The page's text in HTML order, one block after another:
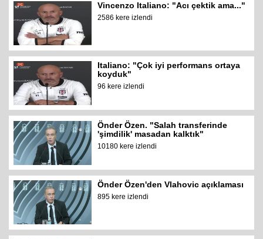
Vincenzo Italiano: "Acı çektik ama..."
2586 kere izlendi
Italiano: "Çok iyi performans ortaya
koyduk"
96 kere izlendi
Önder Özen. "Salah transferinde
'şimdilik' masadan kalktık"
10180 kere izlendi
Önder Özen'den Vlahovic açıklaması
895 kere izlendi